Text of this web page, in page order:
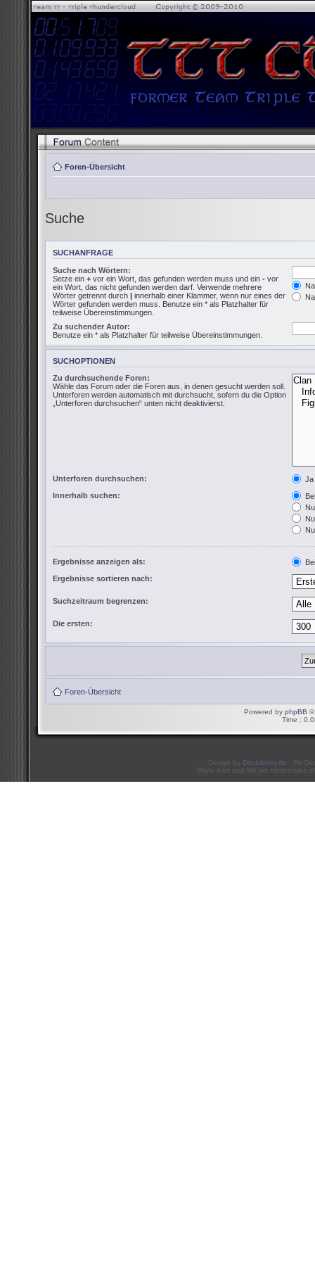
Foren-Übersicht
Suche
SUCHANFRAGE
Suche nach Wörtern:
Setze ein + vor ein Wort, das gefunden werden muss und ein - vor
ein Wort, das nicht gefunden werden darf. Verwende mehrere
Wörter getrennt durch | innerhalb einer Klammer, wenn nur eines der
Wörter gefunden werden muss. Benutze ein * als Platzhalter für
teilweise Übereinstimmungen.
Zu suchender Autor:
Benutze ein * als Platzhalter für teilweise Übereinstimmungen.
SUCHOPTIONEN
Zu durchsuchende Foren:
Wähle das Forum oder die Foren aus, in denen gesucht werden soll.
Unterforen werden automatisch mit durchsucht, sofern du die Option
„Unterforen durchsuchen“ unten nicht deaktivierst.
Unterforen durchsuchen:
Ja
Innerhalb suchen:
Ergebnisse anzeigen als:
Ergebnisse sortieren nach:
Suchzeitraum begrenzen:
Die ersten:
Foren-Übersicht
Powered by phpBB ©
Time :
Design by Doublekey.de - Re-
Mario Kart and Wii are trademarks